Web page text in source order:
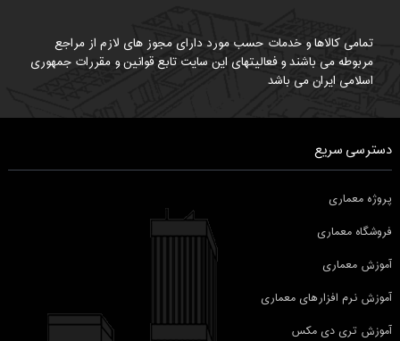
تمامی کالاها و خدمات حسب مورد دارای مجوز های لازم از مراجع
مربوطه می باشند و فعالیتهای این سایت تابع قوانین و مقررات جمهوری
اسلامی ایران می باشد
دسترسی سریع
پروژه معماری
فروشگاه معماری
آموزش معماری
آموزش نرم افزارهای معماری
آموزش تری دی مکس